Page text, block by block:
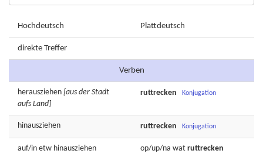
Hochdeutsch Plattdeutsch
direkte Treffer
Verben
herausziehen [aus der Stadt
aufs Land]
ruttrecken Konjugation
hinausziehen ruttrecken Konjugation
auf/in etw hinausziehen op/up/na wat ruttrecken